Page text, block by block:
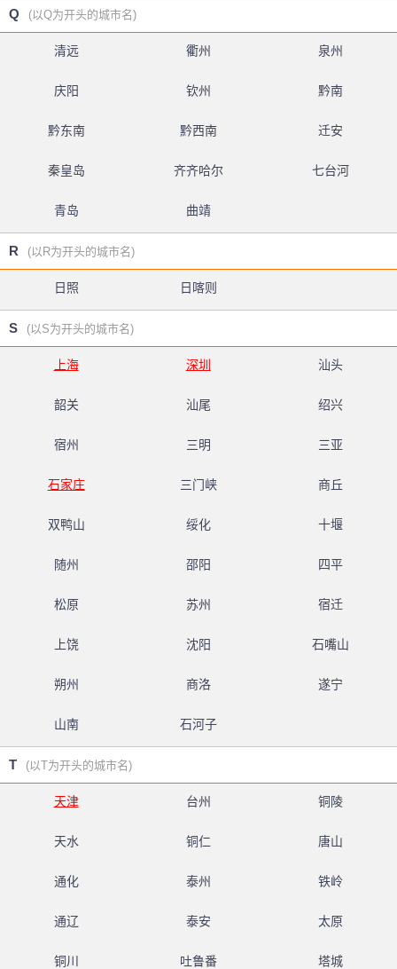
Q (以Q为开头的城市名)
清远 衢州 泉州
庆阳 钦州 黔南
黔东南 黔西南 迁安
秦皇岛 齐齐哈尔 七台河
青岛 曲靖
R (以R为开头的城市名)
日照 日喀则
S (以S为开头的城市名)
上海 深圳 汕头
韶关 汕尾 绍兴
宿州 三明 三亚
石家庄 三门峡 商丘
双鸭山 绥化 十堰
随州 邵阳 四平
松原 苏州 宿迁
上饶 沈阳 石嘴山
朔州 商洛 遂宁
山南 石河子
T (以T为开头的城市名)
天津 台州 铜陵
天水 铜仁 唐山
通化 泰州 铁岭
通辽 泰安 太原
铜川 吐鲁番 塔城